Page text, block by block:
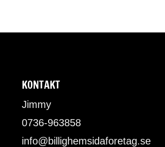
KONTAKT
Jimmy
0736-963858
info@billighemsidaforetag.se